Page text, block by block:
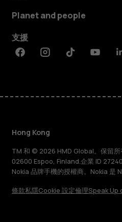
Planet and people
支援
FacebookInstagramTiktok
Hong Kong
TM 和 © 2026 HMD Global。保留
02600 Espoo, Finland.企業 ID
Nokia 品牌手機的授權商。Nokia 是
條款私隱Cookie 設定倫理Speak Up